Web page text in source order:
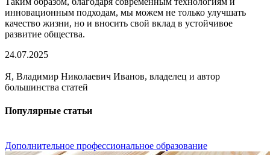
инновационным подходам, мы можем не только улучшать
качество жизни, но и вносить свой вклад в устойчивое
развитие общества.
24.07.2025
Я, Владимир Николаевич Иванов, владелец и автор
большинства статей
Популярные статьи
Дополнительное профессиональное образование